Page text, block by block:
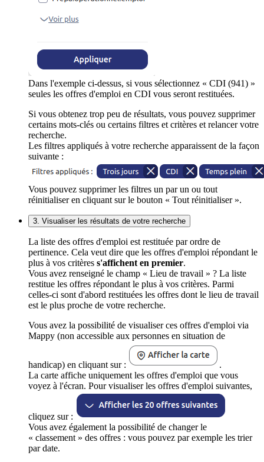
Dans l'exemple ci-dessus, si vous sélectionnez « CDI (941) »
seules les offres d'emploi en CDI vous seront restituées.
Si vous obtenez trop peu de résultats, vous pouvez supprimer
certains mots-clés ou certains filtres et critères et relancer votre
recherche.
Les filtres appliqués à votre recherche apparaissent de la façon
suivante :
Vous pouvez supprimer les filtres un par un ou tout
réinitialiser en cliquant sur le bouton « Tout réinitialiser ».
3. Visualiser les résultats de votre recherche
La liste des offres d'emploi est restituée par ordre de
pertinence. Cela veut dire que les offres d'emploi répondant le
plus à vos critères s'affichent en premier.
Vous avez renseigné le champ « Lieu de travail » ? La liste
restitue les offres répondant le plus à vos critères. Parmi
celles-ci sont d'abord restituées les offres dont le lieu de travail
est le plus proche de votre recherche.
Vous avez la possibilité de visualiser ces offres d'emploi via
Mappy (non accessible aux personnes en situation de
handicap) en cliquant sur :
.
La carte affiche uniquement les offres d'emploi que vous
voyez à l'écran. Pour visualiser les offres d'emploi suivantes,
cliquez sur :
Vous avez également la possibilité de changer le
« classement » des offres : vous pouvez par exemple les trier
par date.